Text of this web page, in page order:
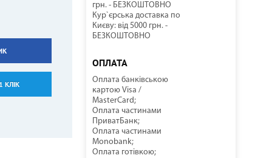
КЛІК
грн. - БЕЗКОШТОВНО
Кур`єрська доставка по
Києву: від 5000 грн. -
БЕЗКОШТОВНО
ОПЛАТА
Оплата банківською
картою Visa /
MasterCard;
Оплата частинами
ПриватБанк;
Оплата частинами
Monobank;
Оплата готівкою;